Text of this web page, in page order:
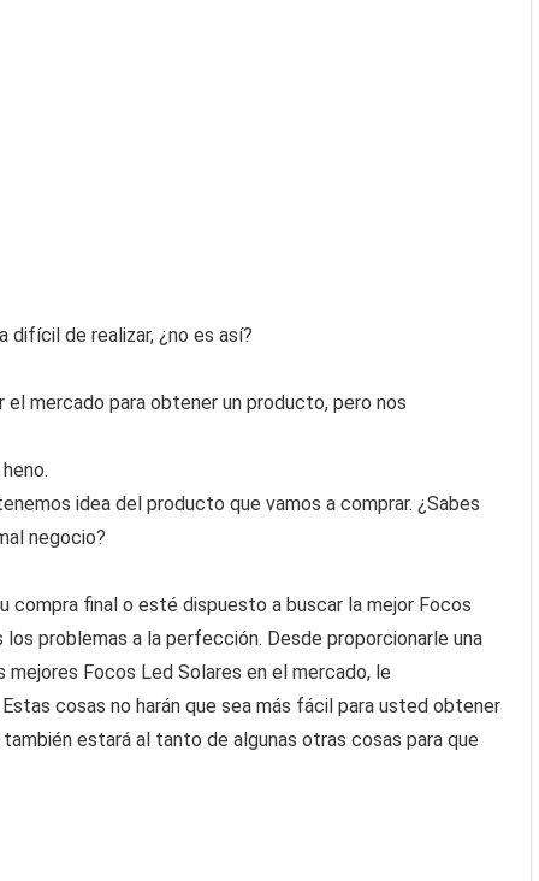
de realizar, ¿no es así?
mercado para obtener un producto, pero nos
idea del producto que vamos a comprar. ¿Sabes
negocio?
compra final o esté dispuesto a buscar la mejor Focos
problemas a la perfección. Desde proporcionarle una
Focos Led Solares en el mercado, le
cosas no harán que sea más fácil para usted obtener
estará al tanto de algunas otras cosas para que